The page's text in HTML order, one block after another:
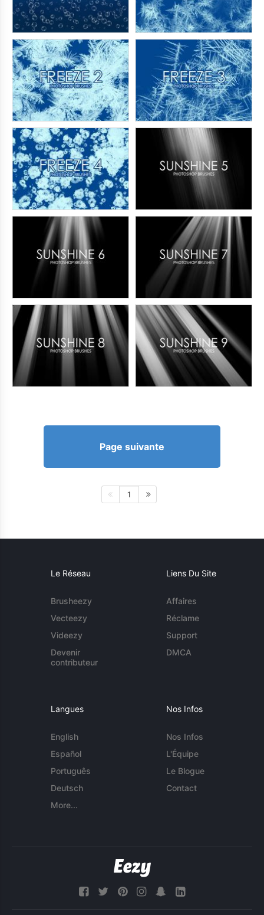
Page suivante
1
Le Réseau
Brusheezy
Vecteezy
Videezy
Devenir
contributeur
Liens Du Site
Affaires
Réclame
Support
DMCA
Langues
English
Español
Português
Deutsch
More...
Nos Infos
Nos Infos
L'Équipe
Le Blogue
Contact